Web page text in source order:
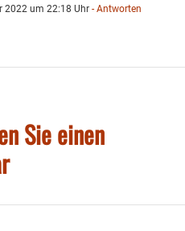
2022 um 22:18 Uhr - Antworten
Sie einen